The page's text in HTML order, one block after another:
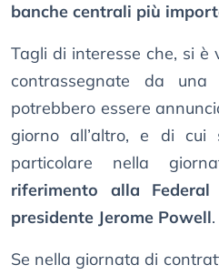
banche centrali più
Tagli di interesse che, si è
contrassegnate da una
potrebbero essere
giorno all’altro, e di
particolare nella
riferimento alla
presidente Jerome Powell.
Se nella giornata di